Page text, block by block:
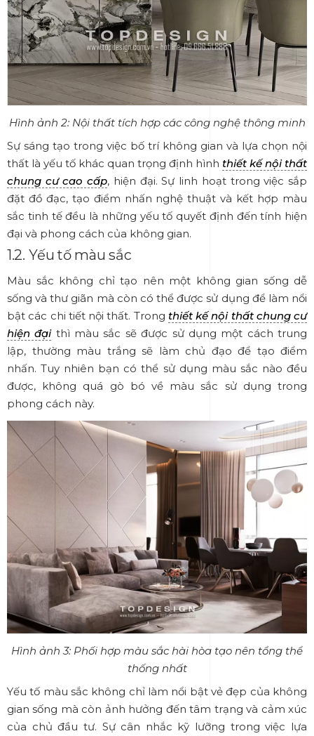
Hình ảnh 2: Nội thất tích hợp các công nghệ thông minh
Sự sáng tạo trong việc bố trí không gian và lựa chọn nội
thất là yếu tố khác quan trọng định hình thiết kế nội thất
chung cư cao cấp, hiện đại. Sự linh hoạt trong việc sắp
đặt đồ đạc, tạo điểm nhấn nghệ thuật và kết hợp màu
sắc tinh tế đều là những yếu tố quyết định đến tính hiện
đại và phong cách của không gian.
1.2. Yếu tố màu sắc
Màu sắc không chỉ tạo nên một không gian sống dễ
sống và thư giãn mà còn có thể được sử dụng để làm nổi
bật các chi tiết nội thất. Trong thiết kế nội thất chung cư
hiện đạithì màu sắc sẽ được sử dụng một cách trung
lập, thường màu trắng sẽ làm chủ đạo để tạo điểm
nhấn. Tuy nhiên bạn có thể sử dụng màu sắc nào đều
được, không quá gò bó về màu sắc sử dụng trong
phong cách này.
Hình ảnh 3: Phối hợp màu sắc hài hòa tạo nên tổng thể
thống nhất
Yếu tố màu sắc không chỉ làm nổi bật vẻ đẹp của không
gian sống mà còn ảnh hưởng đến tâm trạng và cảm xúc
của chủ đầu tư. Sự cân nhắc kỹ lưỡng trong việc lựa